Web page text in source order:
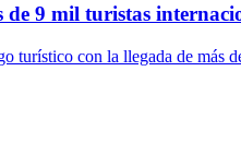
9 mil turistas
turístico con la llegada de más